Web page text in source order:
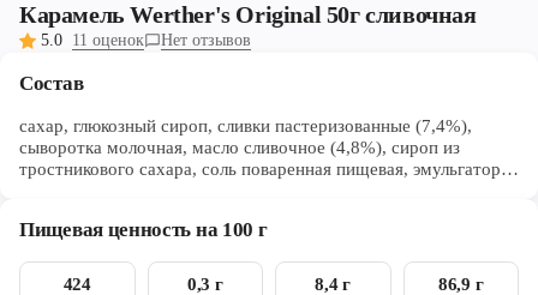
Коряжма
Котлас
Новодвинск
Рыбинск
Череповец
Карамель Werther's Original 50г сливочная
5.0 11 оценок Нет отзывов
Состав
сахар, глюкозный сироп, сливки пастеризованные (7,4%),
сыворотка молочная, масло сливочное (4,8%), сироп из
тростникового сахара, соль поваренная пищевая, эмульгатор
Пищевая ценность на 100 г
424 0,3 г 8,4 г 86,9 г